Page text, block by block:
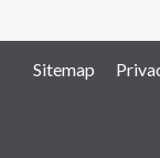
Sitemap